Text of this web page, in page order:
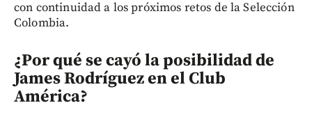
con continuidad a los próximos retos de la Selección
Colombia.
¿Por qué se cayó la posibilidad de
James Rodríguez en el Club
América?